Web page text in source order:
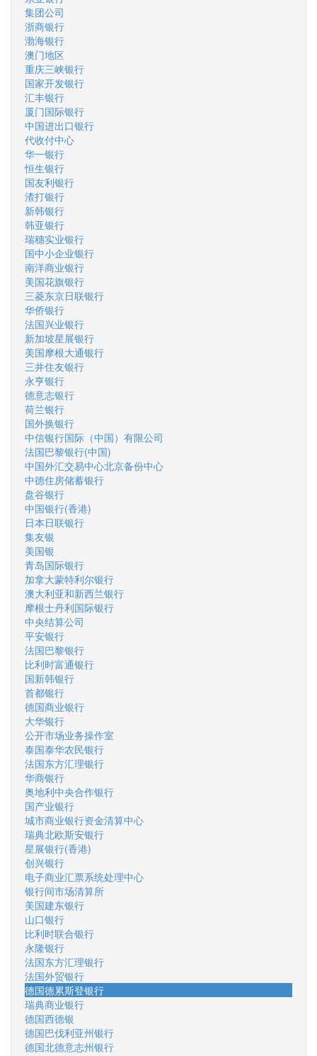
集团公司
浙商银行
渤海银行
澳门地区
重庆三峡银行
国家开发银行
汇丰银行
厦门国际银行
中国进出口银行
代收付中心
华一银行
恒生银行
国友利银行
渣打银行
新韩银行
韩亚银行
瑞穗实业银行
国中小企业银行
南洋商业银行
美国花旗银行
三菱东京日联银行
华侨银行
法国兴业银行
新加坡星展银行
美国摩根大通银行
三井住友银行
永亨银行
德意志银行
荷兰银行
国外换银行
中信银行国际（中国）有限公司
法国巴黎银行(中国)
中国外汇交易中心北京备份中心
中德住房储蓄银行
盘谷银行
中国银行(香港)
日本日联银行
集友银
美国银
青岛国际银行
加拿大蒙特利尔银行
澳大利亚和新西兰银行
摩根士丹利国际银行
中央结算公司
平安银行
法国巴黎银行
比利时富通银行
国新韩银行
首都银行
德国商业银行
大华银行
公开市场业务操作室
泰国泰华农民银行
法国东方汇理银行
华商银行
奥地利中央合作银行
国产业银行
城市商业银行资金清算中心
瑞典北欧斯安银行
星展银行(香港)
创兴银行
电子商业汇票系统处理中心
银行间市场清算所
美国建东银行
山口银行
比利时联合银行
永隆银行
法国东方汇理银行
法国外贸银行
德国德累斯登银行
瑞典商业银行
德国西德银
德国巴伐利亚州银行
德国北德意志州银行